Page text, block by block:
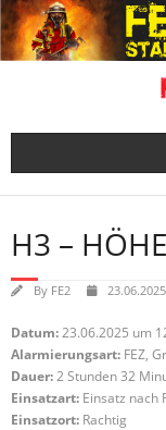
Skip
to
content
H3 –
By FE2 23.06.2025
Datum:23.06.2025 um
Alarmierungsart: FEZ,
Dauer:2 Stunden 32
Einsatzart: Einsatz nach
Einsatzort: Rachtig